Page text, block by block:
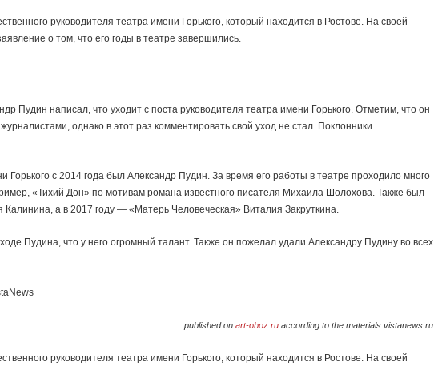
руководителя театра имени Горького, который находится в Ростове. На своей
о том, что его годы в театре завершились.
Пудин написал, что уходит с поста руководителя театра имени Горького. Отметим, что он
однако в этот раз комментировать свой уход не стал. Поклонники
Горького с 2014 года был Александр Пудин. За время его работы в театре проходило много
«Тихий Дон» по мотивам романа известного писателя Михаила Шолохова. Также был
а в 2017 году — «Матерь Человеческая» Виталия Закруткина.
Пудина, что у него огромный талант. Также он пожелал удали Александру Пудину во всех
published on art-oboz.ruaccording to the materials vistanews.ru
руководителя театра имени Горького, который находится в Ростове. На своей